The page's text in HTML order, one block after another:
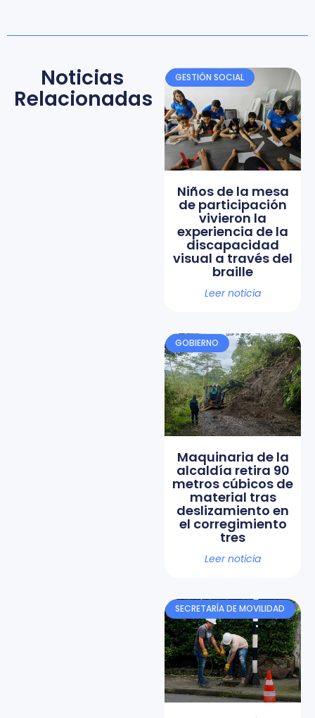
Noticias
Relacionadas
GESTIÓN SOCIAL
Niños de la mesa
de participación
vivieron la
experiencia de la
discapacidad
visual a través del
braille
Leer noticia
GOBIERNO
Maquinaria de la
alcaldía retira 90
metros cúbicos de
material tras
deslizamiento en
el corregimiento
tres
Leer noticia
SECRETARÍA DE MOVILIDAD